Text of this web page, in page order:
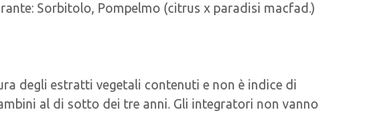
Sorbitolo, Pompelmo (citrus x paradisi macfad.)
degli estratti vegetali contenuti e non è indice di
al di sotto dei tre anni. Gli integratori non vanno